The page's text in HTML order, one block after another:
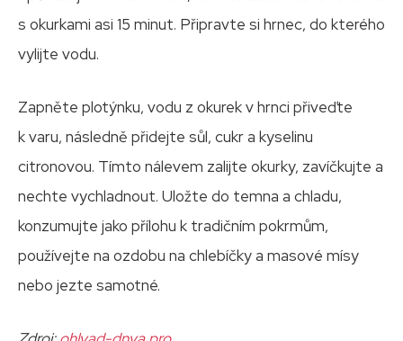
s okurkami asi 15 minut. Připravte si hrnec, do kterého
vylijte vodu.
Zapněte plotýnku, vodu z okurek v hrnci přiveďte
k varu, následně přidejte sůl, cukr a kyselinu
citronovou. Tímto nálevem zalijte okurky, zavíčkujte a
nechte vychladnout. Uložte do temna a chladu,
konzumujte jako přílohu k tradičním pokrmům,
používejte na ozdobu na chlebíčky a masové mísy
nebo jezte samotné.